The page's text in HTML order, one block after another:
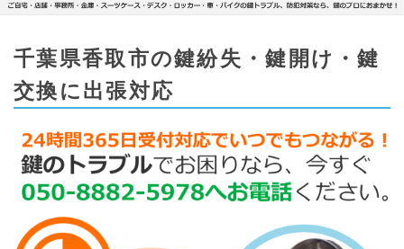
千葉県香取市の鍵紛失・鍵開け・鍵
交換に出張対応